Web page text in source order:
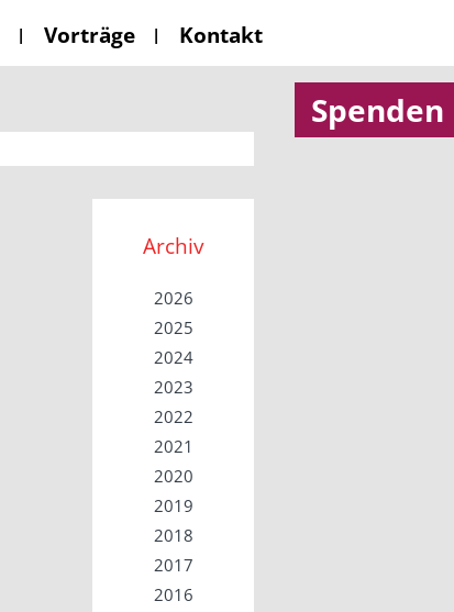
Vorträge Kontakt
Archiv
2026
2025
2024
2023
2022
2021
2020
2019
2018
2017
2016
Spenden